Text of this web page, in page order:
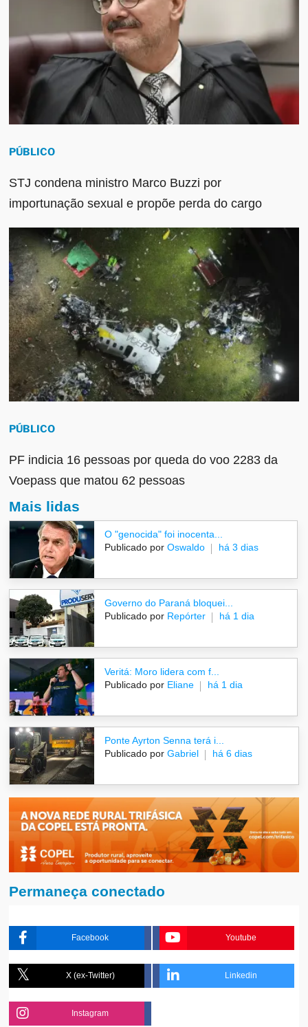
PÚBLICO
STJ condena ministro Marco Buzzi por
importunação sexual e propõe perda do cargo
PÚBLICO
PF indicia 16 pessoas por queda do voo 2283 da
Voepass que matou 62 pessoas
Mais lidas
O "genocida" foi inocenta...
Publicado por Oswaldo há 3 dias
Governo do Paraná bloquei...
Publicado por Repórter há 1 dia
Veritá: Moro lidera com f...
Publicado por Eliane há 1 dia
Ponte Ayrton Senna terá i...
Publicado por Gabriel há 6 dias
Permaneça conectado
Facebook Youtube
X (ex-Twitter) Linkedin
Instagram